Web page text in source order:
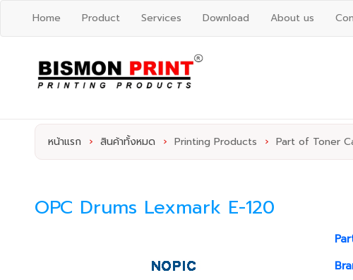
Home Product Services Download About us
หน้าแรก › สินค้าทั้งหมด › Printing Products › Part of Toner
OPC Drums Lexmark E-120